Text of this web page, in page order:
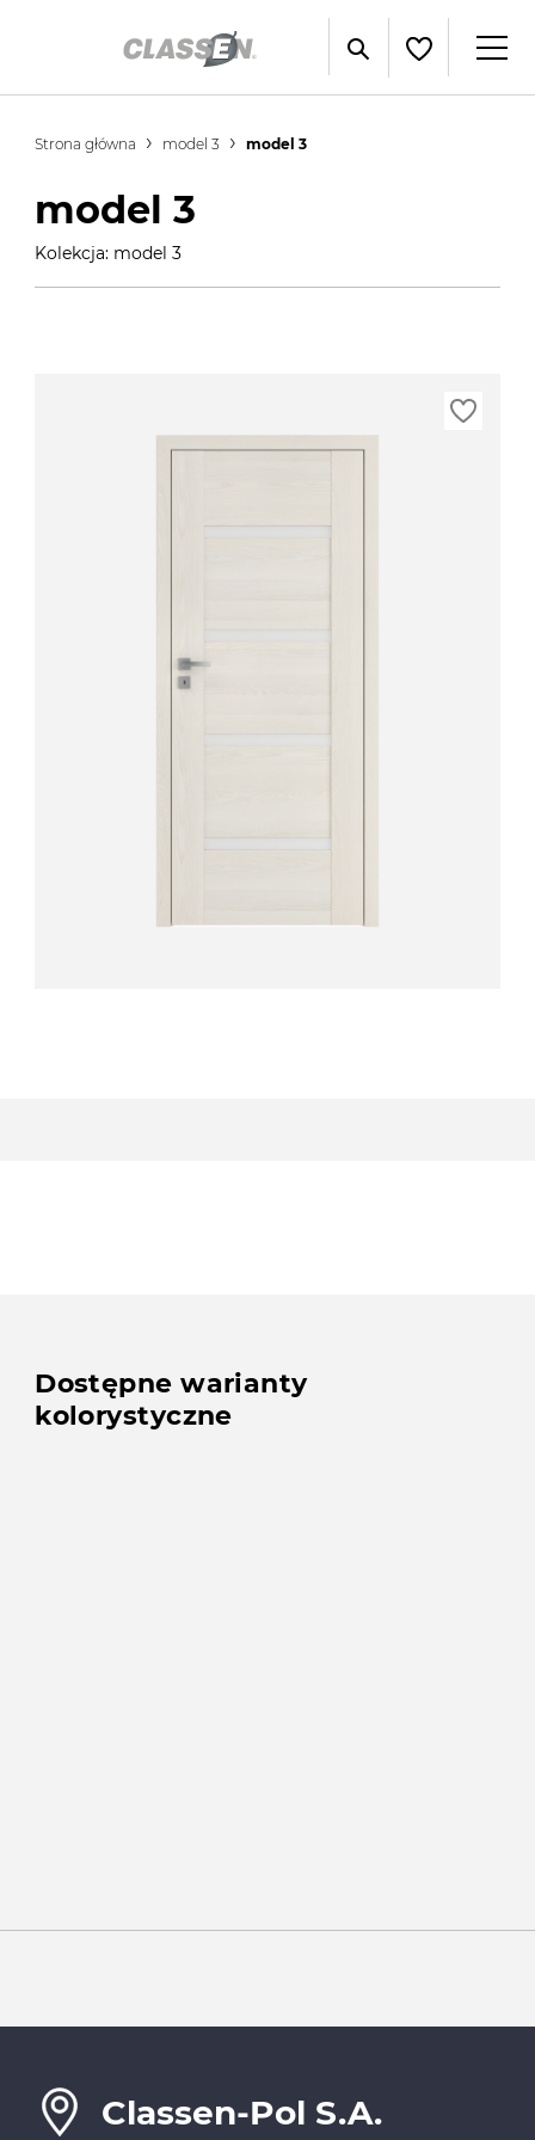
Strona główna model 3 model 3
model 3
Kolekcja: model 3
Dostępne warianty
kolorystyczne
Classen-Pol S.A.